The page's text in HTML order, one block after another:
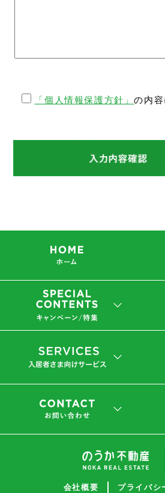
「個人情報保護方針」の内
会社概要 プライバシ